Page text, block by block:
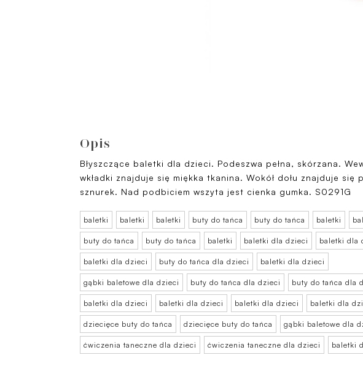
Opis
Błyszczące baletki dla dzieci. Podeszwa pełna, skórzana.
wkładki znajduje się miękka tkanina. Wokół dołu znajduje się
sznurek. Nad podbiciem wszyta jest cienka gumka. S0291G
baletki baletki baletki buty do tańca buty do tańca baletki
buty do tańca buty do tańca baletki baletki dla dzieci baletki dla
baletki dla dzieci buty do tańca dla dzieci baletki dla dzieci
gąbki baletowe dla dzieci buty do tańca dla dzieci buty do tańca dla
baletki dla dzieci baletki dla dzieci baletki dla dzieci baletki dla
dziecięce buty do tańca dziecięce buty do tańca gąbki baletowe dla
ćwiczenia taneczne dla dzieci ćwiczenia taneczne dla dzieci baletki